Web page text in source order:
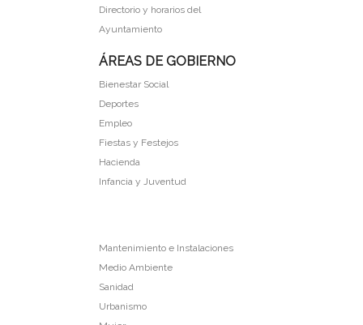
Directorio y horarios del
Ayuntamiento
ÁREAS DE GOBIERNO
Bienestar Social
Deportes
Empleo
Fiestas y Festejos
Hacienda
Infancia y Juventud
Mantenimiento e Instalaciones
Medio Ambiente
Sanidad
Urbanismo